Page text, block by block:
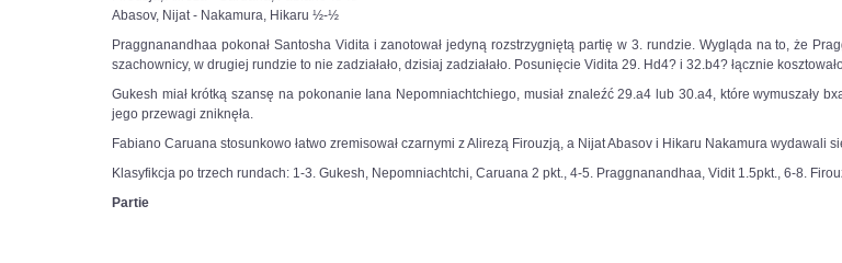
Abasov, Nijat - Nakamura, Hikaru ½-½
Praggnanandhaa pokonał Santosha Vidita i zanotował jedyną rozstrzygniętą partię w 3. rundzie. Wygląda na to, że
szachownicy, w drugiej rundzie to nie zadziałało, dzisiaj zadziałało. Posunięcie Vidita 29. Hd4? i 32.b4? łącznie
Gukesh miał krótką szansę na pokonanie Iana Nepomniachtchiego, musiał znaleźć 29.a4 lub 30.a4, które wymuszały
jego przewagi zniknęła.
Fabiano Caruana stosunkowo łatwo zremisował czarnymi z Alirezą Firouzją, a Nijat Abasov i Hikaru Nakamura wydawali
Klasyfikcja po trzech rundach: 1-3. Gukesh, Nepomniachtchi, Caruana 2 pkt., 4-5. Praggnanandhaa, Vidit 1.5pkt., 6-8.
Partie